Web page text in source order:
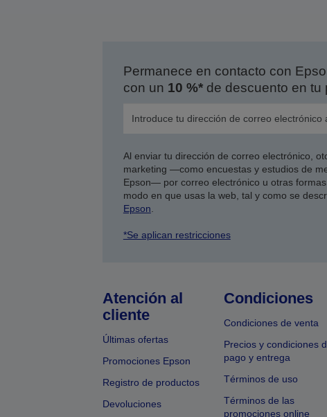
Permanece en contacto con
con un 10 %*de descuento en tu
Al enviar tu dirección de correo electrónico,
marketing —como encuestas y estudios de
Epson— por correo electrónico u otras
modo en que usas la web, tal y como se
Epson
*Se aplican restricciones
Atención al
cliente
Últimas ofertas
Promociones Epson
Registro de productos
Devoluciones
Condiciones
Condiciones de venta
Precios y condiciones
pago y entrega
Términos de uso
Términos de las
promociones online